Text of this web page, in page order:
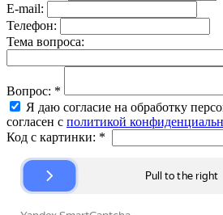
E-mail:
Телефон:
Тема вопроса:
Вопрос: *
Я даю согласие на обработку
согласен с политикой
Код с картинки: *